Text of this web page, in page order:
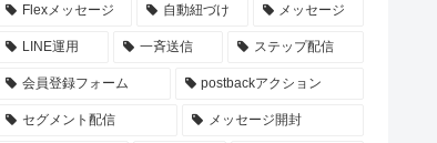
Flexメッセージ 自動紐づけ メッセージ
LINE運用 一斉送信 ステップ配信
会員登録フォーム postbackアクション
セグメント配信 メッセージ開封